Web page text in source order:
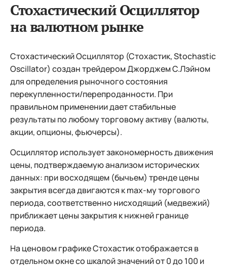
Партнерська програма
Стохастический Осциллятор
на валютном рынке
Стохастический Осциллятор (Стохастик, Stochastic
Oscillator) создан трейдером Джорджем С.Лэйном
для определения рыночного состояния
перекупленности/перепроданности. При
правильном применении дает стабильные
результаты по любому торговому активу (валюты,
акции, опционы, фьючерсы).
Осциллятор использует закономерность движения
цены, подтверждаемую анализом исторических
данных: при восходящем (бычьем) тренде цены
закрытия всегда двигаются к max-му торгового
периода, соответственно нисходящий (медвежий)
приближает цены закрытия к нижней границе
периода.
На ценовом графике Стохастик отображается в
отдельном окне со шкалой значений от 0 до 100 и